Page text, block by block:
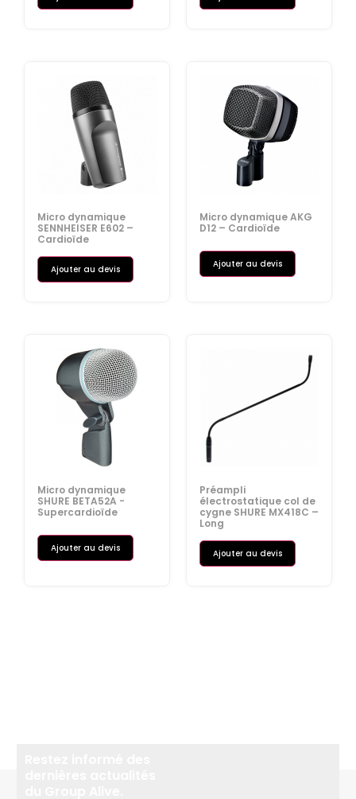
Micro dynamique
SENNHEISER E602 –
Cardioïde
Ajouter au devis
Micro dynamique AKG
D12 – Cardioïde
Ajouter au devis
Micro dynamique
SHURE BETA52A -
Supercardioïde
Ajouter au devis
Préampli
électrostatique col de
cygne SHURE MX418C –
Long
Ajouter au devis